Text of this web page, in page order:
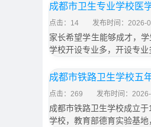
成都市卫生专业学校医
点击：14 发布时间：2026-
家长希望学生能够成才，
学校开设专业多，开设专
成都市铁路卫生学校五
点击：269 发布时间：
成都市铁路卫生学校成立
学校，教育部德育实验基地